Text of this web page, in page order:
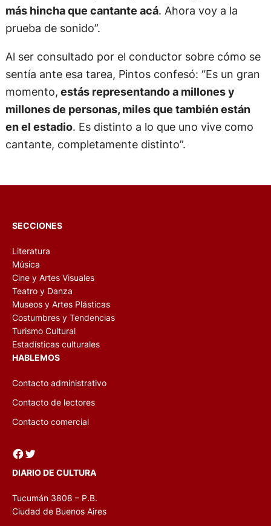
más hincha que cantante acá. Ahora voy a la
prueba de sonido”.
Al ser consultado por el conductor sobre cómo se
sentía ante esa tarea, Pintos confesó: “Es un gran
momento, estás representando a millones y
millones de personas, miles que también están
en el estadio. Es distinto a lo que uno vive como
cantante, completamente distinto”.
SECCIONES
Literatura
Música
Cine y Artes Visuales
Teatro y Danza
Museos y Artes Plásticas
Costumbres y Tendencias
Turismo Cultural
Estadísticas culturales
HABLEMOS
Contacto administrativo
Contacto de lectores
Contacto comercial
Facebook Twitter
DIARIO DE CULTURA
Tucumán 3808 – P.B.
Ciudad de Buenos Aires